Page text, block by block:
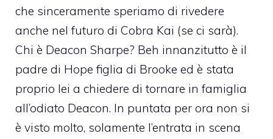
che sinceramente speriamo di rivedere
anche nel futuro di Cobra Kai (se ci sarà).
Chi è Deacon Sharpe? Beh innanzitutto è il
padre di Hope figlia di Brooke ed è stata
proprio lei a chiedere di tornare in famiglia
all’odiato Deacon. In puntata per ora non si
è visto molto, solamente l’entrata in scena